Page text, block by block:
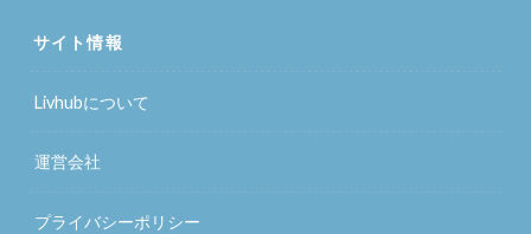
サイト情報
Livhubについて
運営会社
プライバシーポリシー